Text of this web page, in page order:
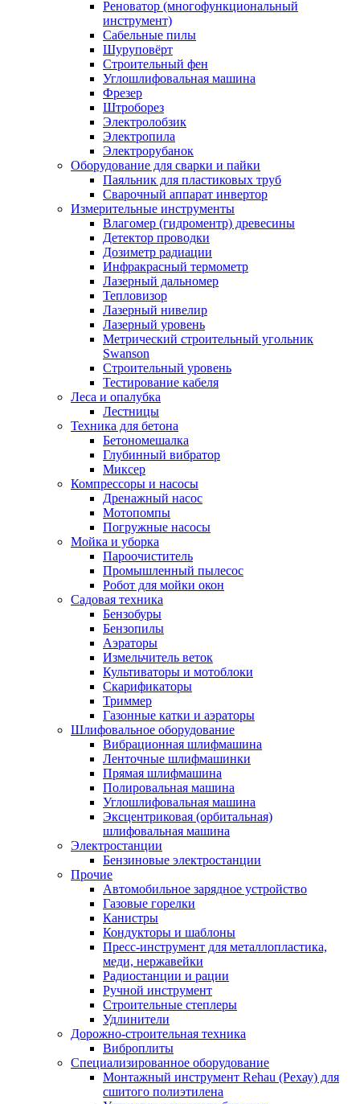
Реноватор (многофункциональный
инструмент)
Сабельные пилы
Шуруповёрт
Строительный фен
Углошлифовальная машина
Фрезер
Штроборез
Электролобзик
Электропила
Электрорубанок
Оборудование для сварки и пайки
Паяльник для пластиковых труб
Сварочный аппарат инвертор
Измерительные инструменты
Влагомер (гидроментр) древесины
Детектор проводки
Дозиметр радиации
Инфракрасный термометр
Лазерный дальномер
Тепловизор
Лазерный нивелир
Лазерный уровень
Метрический строительный угольник
Swanson
Строительный уровень
Тестирование кабеля
Леса и опалубка
Лестницы
Техника для бетона
Бетономешалка
Глубинный вибратор
Миксер
Компрессоры и насосы
Дренажный насос
Мотопомпы
Погружные насосы
Мойка и уборка
Пароочиститель
Промышленный пылесос
Робот для мойки окон
Садовая техника
Бензобуры
Бензопилы
Аэраторы
Измельчитель веток
Культиваторы и мотоблоки
Скарификаторы
Триммер
Газонные катки и аэраторы
Шлифовальное оборудование
Вибрационная шлифмашина
Ленточные шлифмашинки
Прямая шлифмашина
Полировальная машина
Углошлифовальная машина
Эксцентриковая (орбитальная)
шлифовальная машина
Электростанции
Бензиновые электростанции
Прочие
Автомобильное зарядное устройство
Газовые горелки
Канистры
Кондукторы и шаблоны
Пресс-инструмент для металлопластика,
меди, нержавейки
Радиостанции и рации
Ручной инструмент
Строительные степлеры
Удлинители
Дорожно-строительная техника
Виброплиты
Специализированное оборудование
Монтажный инструмент Rehau (Рехау) для
сшитого полиэтилена